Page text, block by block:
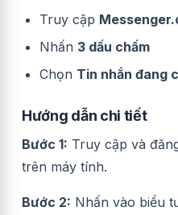
Truy cập
Nhấn 3 dấu chấm
Chọn Tin nhắn đang
Hướng dẫn chi tiết
Bước 1: Truy cập và
trên máy tính.
Bước 2: Nhấn vào biểu